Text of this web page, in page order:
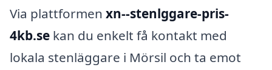
Via plattformen xn--stenlggare-pris-
4kb.se kan du enkelt få kontakt med
lokala stenläggare i Mörsil och ta emot